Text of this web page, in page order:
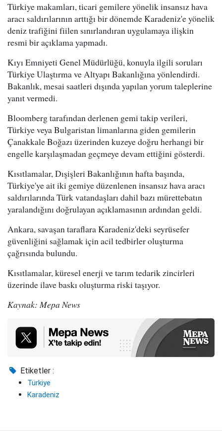
Türkiye makamları, ticari gemilere yönelik insansız hava
aracı saldırılarının arttığı bir dönemde Karadeniz'e yönelik
deniz trafiğini fiilen sınırlandıran uygulamaya ilişkin
resmi bir açıklama yapmadı.
Kıyı Emniyeti Genel Müdürlüğü, konuyla ilgili soruları
Türkiye Ulaştırma ve Altyapı Bakanlığına yönlendirdi.
Bakanlık, mesai saatleri dışında yapılan yorum taleplerine
yanıt vermedi.
Bloomberg tarafından derlenen gemi takip verileri,
Türkiye veya Bulgaristan limanlarına giden gemilerin
Çanakkale Boğazı üzerinden kuzeye doğru herhangi bir
engelle karşılaşmadan geçmeye devam ettiğini gösterdi.
Kısıtlamalar, Dışişleri Bakanlığının hafta başında,
Türkiye'ye ait iki gemiye düzenlenen insansız hava aracı
saldırılarında Türk vatandaşları dahil bazı mürettebatın
yaralandığını doğrulayan açıklamasının ardından geldi.
Ankara, savaşan taraflara Karadeniz'deki seyrüsefer
güvenliğini sağlamak için acil tedbirler oluşturma
çağrısında bulundu.
Kısıtlamalar, küresel enerji ve tarım tedarik zincirleri
üzerinde ilave baskı oluşturma riski taşıyor.
Kaynak: Mepa News
Etiketler :
Türkiye
Karadeniz